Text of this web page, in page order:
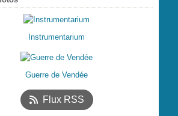
Instrumentarium
Guerre de Vendée
Flux RSS